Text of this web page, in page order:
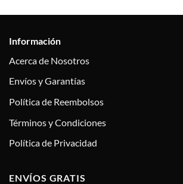
Información
Acerca de Nosotros
Envíos y Garantías
Política de Reembolsos
Términos y Condiciones
Política de Privacidad
ENVÍOS GRATIS